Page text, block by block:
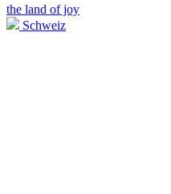
the land of joy
Schweiz